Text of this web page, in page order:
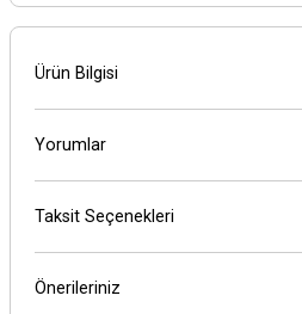
Ürün Bilgisi
Yorumlar
Taksit Seçenekleri
Önerileriniz